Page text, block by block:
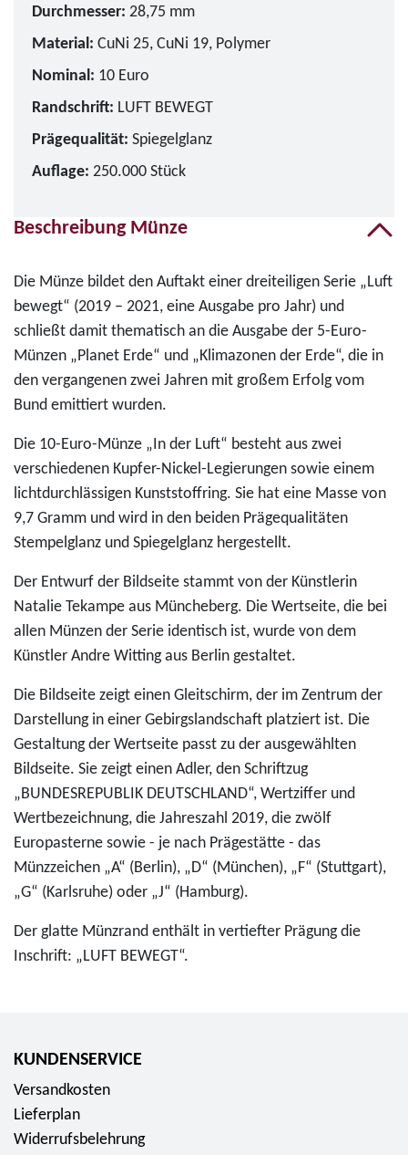
Durchmesser: 28,75 mm
Material: CuNi 25, CuNi 19, Polymer
Nominal: 10 Euro
Randschrift: LUFT BEWEGT
Prägequalität: Spiegelglanz
Auflage: 250.000 Stück
Beschreibung Münze
Die Münze bildet den Auftakt einer dreiteiligen Serie „Luft
bewegt“ (2019 – 2021, eine Ausgabe pro Jahr) und
schließt damit thematisch an die Ausgabe der 5-Euro-
Münzen „Planet Erde“ und „Klimazonen der Erde“, die in
den vergangenen zwei Jahren mit großem Erfolg vom
Bund emittiert wurden.
Die 10-Euro-Münze „In der Luft“ besteht aus zwei
verschiedenen Kupfer-Nickel-Legierungen sowie einem
lichtdurchlässigen Kunststoffring. Sie hat eine Masse von
9,7 Gramm und wird in den beiden Prägequalitäten
Stempelglanz und Spiegelglanz hergestellt.
Der Entwurf der Bildseite stammt von der Künstlerin
Natalie Tekampe aus Müncheberg. Die Wertseite, die bei
allen Münzen der Serie identisch ist, wurde von dem
Künstler Andre Witting aus Berlin gestaltet.
Die Bildseite zeigt einen Gleitschirm, der im Zentrum der
Darstellung in einer Gebirgslandschaft platziert ist. Die
Gestaltung der Wertseite passt zu der ausgewählten
Bildseite. Sie zeigt einen Adler, den Schriftzug
„BUNDESREPUBLIK DEUTSCHLAND“, Wertziffer und
Wertbezeichnung, die Jahreszahl 2019, die zwölf
Europasterne sowie - je nach Prägestätte - das
Münzzeichen „A“ (Berlin), „D“ (München), „F“ (Stuttgart),
„G“ (Karlsruhe) oder „J“ (Hamburg).
Der glatte Münzrand enthält in vertiefter Prägung die
Inschrift: „LUFT BEWEGT“.
KUNDENSERVICE
Versandkosten
Lieferplan
Widerrufsbelehrung